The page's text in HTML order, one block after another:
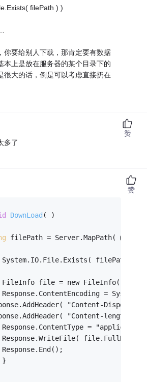
filePath ) )
你要给别人下载，那肯定要有数据
本上是放在服务器的某个目录下的
很大的话，倒是可以考虑直接扔在
多了
赞
DownLoad ( )
filePath = Server.MapPath( @
filePath ) )
file = new FileInfo(
=
"Content-
"Content-length
= "appliction/
file.FullName
}
赞